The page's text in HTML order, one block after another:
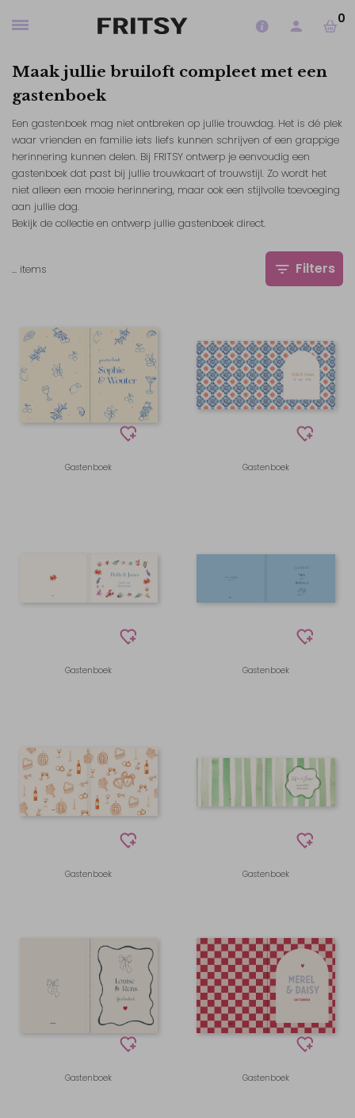
0
Maak jullie bruiloft compleet met een
gastenboek
Een gastenboek mag niet ontbreken op jullie trouwdag. Het is dé plek
waar vrienden en familie iets liefs kunnen schrijven of een grappige
herinnering kunnen delen. Bij FRITSY ontwerp je eenvoudig een
gastenboek dat past bij jullie trouwkaart of trouwstijl. Zo wordt het
niet alleen een mooie herinnering, maar ook een stijlvolle toevoeging
aan jullie dag.
Bekijk de collectie en ontwerp jullie gastenboek direct.
… items Filters
Gastenboek Gastenboek
Gastenboek Gastenboek
Gastenboek Gastenboek
Gastenboek Gastenboek